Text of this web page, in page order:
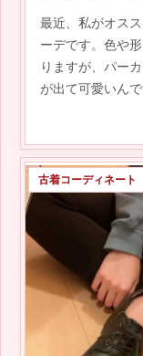
最近、私がオス
ーデです。色や
りますが、パー
が出て可愛いん
古着コーディネート